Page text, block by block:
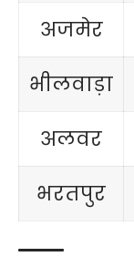
अजमेर
भीलवाड़ा
अलवर
भरतपुर